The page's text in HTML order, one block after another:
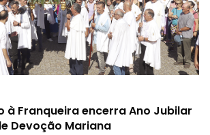
à Franqueira encerra Ano Jubilar
Devoção Mariana